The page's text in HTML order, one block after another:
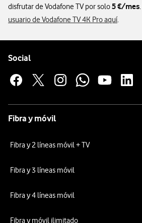
disfrutar de Vodafone TV por solo5 €/mes
usuario de Vodafone TV 4K Pro aquí.
Social
Fibra y móvil
Fibra y 2 líneas móvil + TV
Fibra y 3 líneas móvil
Fibra y 4 líneas móvil
Fibra y móvil ilimitado